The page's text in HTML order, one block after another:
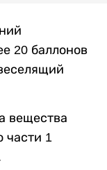
20 баллонов
вещества
части 1